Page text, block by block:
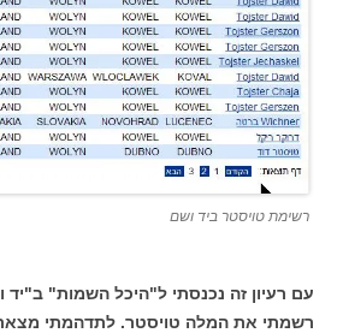
רשימת טויסטר ביד ושם
עם רעיון זה נכנסתי ל"היכל השמות" ב"יד
רשמתי את המלה טויסטר. לתדהמתי